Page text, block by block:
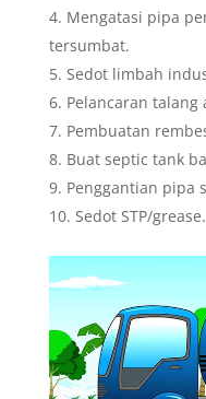
Mengatasi pipa
tersumbat.
Sedot limbah
Pelancaran talang
Pembuatan
Buat septic tank
Penggantian pipa
Sedot STP/grease.